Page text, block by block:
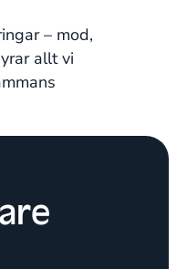
– mod,
allt vi